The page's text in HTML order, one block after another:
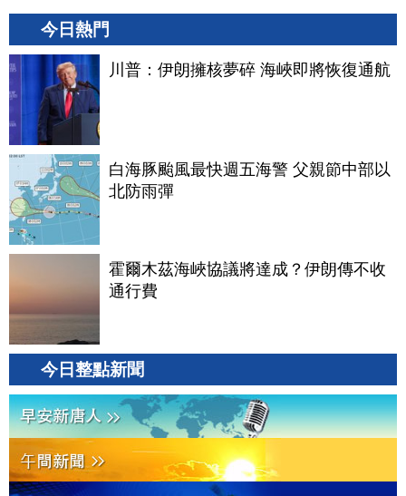
今日熱門
川普：伊朗擁核夢碎 海峽即將恢復通航
白海豚颱風最快週五海警 父親節中部以
北防雨彈
霍爾木茲海峽協議將達成？伊朗傳不收
通行費
今日整點新聞